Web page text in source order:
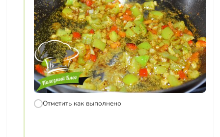
Отметить как выполнено